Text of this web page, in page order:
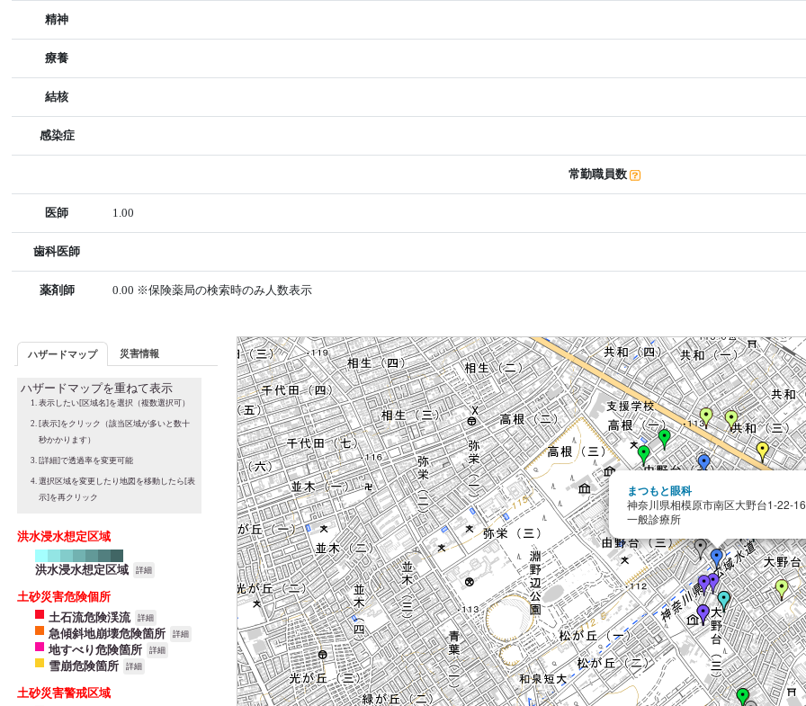
精神
療養
結核
感染症
常勤職員数
医師 1.00
歯科医師
薬剤師 0.00 ※保険薬局の検索時のみ人数表示
ハザードマップ 災害情報
ハザードマップを重ねて表示
表示したい[区域名]を選択（複数選択可）
[表示]をクリック（該当区域が多いと数十
秒かかります）
[詳細]で透過率を変更可能
選択区域を変更したり地図を移動したら[表
示]を再クリック
洪水浸水想定区域
洪水浸水想定区域 詳細
土砂災害危険個所
土石流危険渓流
詳細
急傾斜地崩壊危険箇所 詳細
地すべり危険箇所 詳細
雪崩危険箇所 詳細
土砂災害警戒区域
まつもと眼科
神奈川県相模原市南区大野台1-22-16
一般診療所